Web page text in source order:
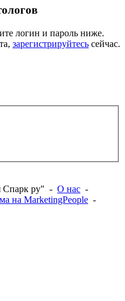
логин и пароль ниже.
зарегистрируйтесь сейчас.
Спарк ру" - О нас -
на MarketingPeople -